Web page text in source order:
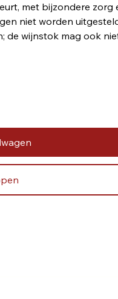
met bijzondere zorg
niet worden
de wijnstok mag ook
geplukt.